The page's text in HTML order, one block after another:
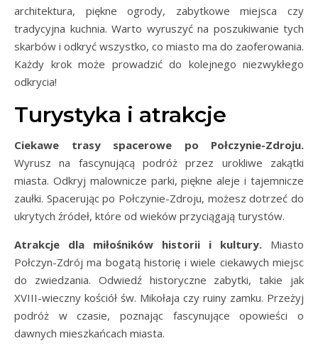
architektura, piękne ogrody, zabytkowe miejsca czy
tradycyjna kuchnia. Warto wyruszyć na poszukiwanie tych
skarbów i odkryć wszystko, co miasto ma do zaoferowania.
Każdy krok może prowadzić do kolejnego niezwykłego
odkrycia!
Turystyka i atrakcje
Ciekawe trasy spacerowe po Połczynie-Zdroju.
Wyrusz na fascynującą podróż przez urokliwe zakątki
miasta. Odkryj malownicze parki, piękne aleje i tajemnicze
zaułki. Spacerując po Połczynie-Zdroju, możesz dotrzeć do
ukrytych źródeł, które od wieków przyciągają turystów.
Atrakcje dla miłośników historii i kultury. Miasto
Połczyn-Zdrój ma bogatą historię i wiele ciekawych miejsc
do zwiedzania. Odwiedź historyczne zabytki, takie jak
XVIII-wieczny kościół św. Mikołaja czy ruiny zamku. Przeżyj
podróż w czasie, poznając fascynujące opowieści o
dawnych mieszkańcach miasta.